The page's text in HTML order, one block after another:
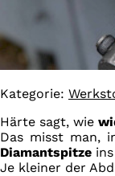
Kategorie:
Härte sagt, wie
Das misst man,
Diamantspitze
Je kleiner der